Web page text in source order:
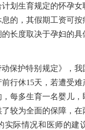
划生育规定的怀孕女
的，其假期工资可按
长度取决于孕妇的
保护特别规定》，我
行休15天，若遭受
每多生育一名婴儿，
较为全面的保障，在
实际情况和医师的建